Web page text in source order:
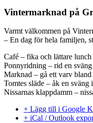
Vintermarknad på
Varmt välkommen på
– En dag för hela familjen,
Café – fika och lättare lunch
Ponnyridning – rid en
Marknad – gå ett varv
Tomtes släde – åk en sväng
Nissarnas klappdamm –
+ Lägg till i Google
+ iCal / Outlook